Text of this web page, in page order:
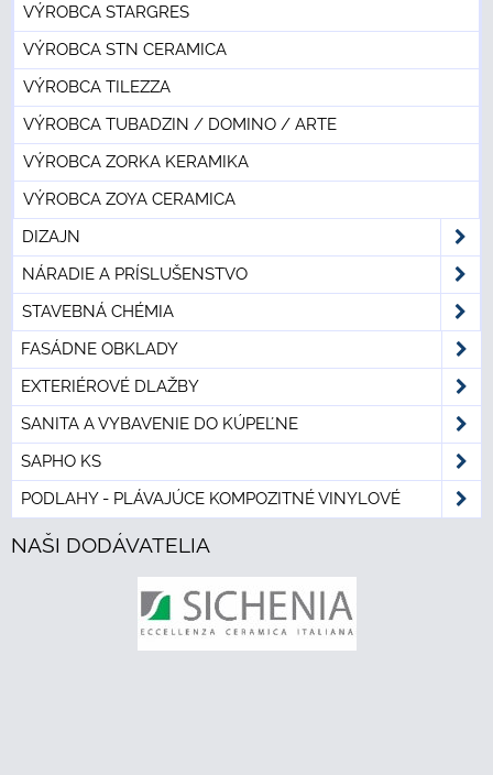
VÝROBCA STARGRES
VÝROBCA STN CERAMICA
VÝROBCA TILEZZA
VÝROBCA TUBADZIN / DOMINO / ARTE
VÝROBCA ZORKA KERAMIKA
VÝROBCA ZOYA CERAMICA
DIZAJN
NÁRADIE A PRÍSLUŠENSTVO
STAVEBNÁ CHÉMIA
FASÁDNE OBKLADY
EXTERIÉROVÉ DLAŽBY
SANITA A VYBAVENIE DO KÚPEĽNE
SAPHO KS
PODLAHY - PLÁVAJÚCE KOMPOZITNÉ VINYLOVÉ
NAŠI DODÁVATELIA